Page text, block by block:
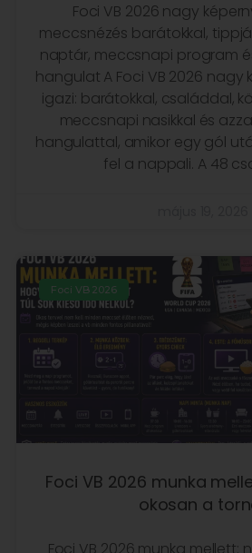
Foci VB 2026 nagy
meccsnézés barátokkal,
naptár, meccsnapi program
hangulat A Foci VB 2026 nagy
igazi: barátokkal, családdal,
meccsnapi nasikkal és
hangulattal, amikor egy gól
fel a nappali. A 48
Foci VB 2026
Foci VB 2026 munka
okosan a